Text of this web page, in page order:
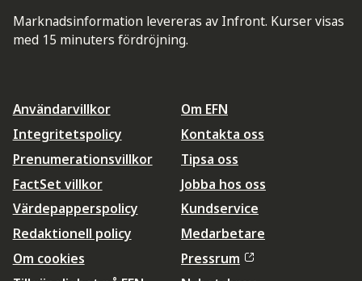
Marknadsinformation levereras av Infront. Kurser visas
med 15 minuters fördröjning.
Användarvillkor
Integritetspolicy
Prenumerationsvillkor
FactSet villkor
Värdepapperspolicy
Redaktionell policy
Om cookies
Om EFN
Kontakta oss
Tipsa oss
Jobba hos oss
Kundservice
Medarbetare
Pressrum